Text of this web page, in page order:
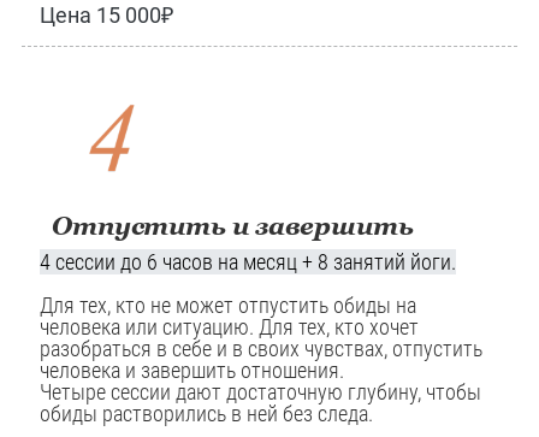
Цена 15 000₽
Отпустить и завершить
4 сессии до 6 часов на месяц + 8 занятий йоги.
Для тех, кто не может отпустить обиды на
человека или ситуацию. Для тех, кто хочет
разобраться в себе и в своих чувствах, отпустить
человека и завершить отношения.
Четыре сессии дают достаточную глубину, чтобы
обиды растворились в ней без следа.